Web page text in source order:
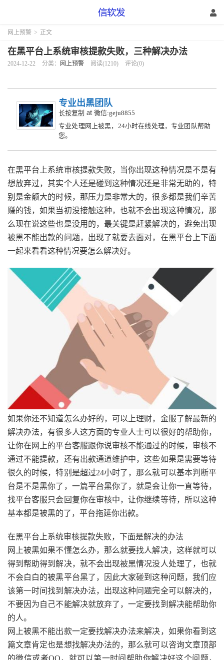
网上预警 > 正文
在黑平台上系统审核提款失败，三种解决办法
2024-12-22 分类： 网上预警 阅读(1210) 评论(0)
专业出黑团队
长按复制 at 微信:geju8855
专业处理网上被黑，24小时在线处理，专业团队帮助
您。
在黑平台上系统审核提款失败，当你出现这种情况是不是有
想放弃过，其实个人还是碰到这种情况还是非常无助的，特
别是金额大的时候，那压力是非常大的，很多都是我们辛苦
赚的钱，如果当初没接触这种，也就不会出现这种情况，那
么现在说这些也是没用的，最关键是赶紧解决的，避免出现
被黑不能出款的问题，出现了就要去面对，在黑平台上下面
一起来看看这种情况要怎么解决好。
如果你还不知道怎么办好的，可以上理财，金服了解最新的
解决办法，有很多人这方面的专业人士可以很好的帮助你，
让你在网上的平台客服跟你说审核不能通过的时候，审核不
通过不能提款，还有出款通道维护中，这些如果是需要等待
很久的时候，特别是超过24小时了，那么就可以基本判断平
台是不是黑你了，一篇平台黑你了，就是会让你一直等待，
找平台客服只会回复你在审核中，让你继续等待，所以这种
基本都是被黑的了，平台拖延你出款。
在黑平台上系统审核提款失败，下面是解决的办法
网上被黑如果不懂怎么办，那么就要找人解决，这样就可以
得到帮助得到解决，就不会出现被黑情况没人处理了，也就
不会白白的被黑平台黑了，因此大家碰到这种问题，我们应
该第一时间找到解决办法，出现这种问题完全可以解决的，
不要因为自己不能解决就放弃了，一定要找到解决能帮助你
的人。
网上被黑不能出款一定要找解决办法来解决，如果你看到这
篇文章肯定也是想找解决办法的，那么就可以咨询文章顶部
的微信或者QQ，就可以第一时间帮助你解决好这个问题，